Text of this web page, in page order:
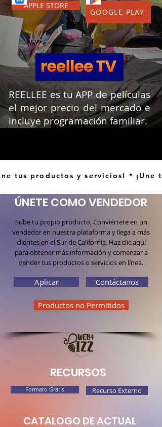
APPLE STORE
GOOGLE PLAY
REELLEE es tu APP de películas
el mejor precio del mercado e
incluye programación familiar.
tus productos y servicios! *
ÚNETE COMO VENDEDOR
Sube tu propio producto, Conviértete en un
vendedor en nuestra plataforma y llega a más
clientes en el Sur de California. Haz clic aquí
para obtener más información y comenzar a
vender tus productos o servicios en línea.
Aplicar Contáctanos
Productos no Permitidos
RECURSOS
Formato Gratis Recurso Externo
CATALOGO DE ACTUAL